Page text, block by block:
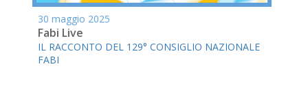
30 maggio 2025
Fabi Live
IL RACCONTO DEL 129° CONSIGLIO NAZIONALE
FABI